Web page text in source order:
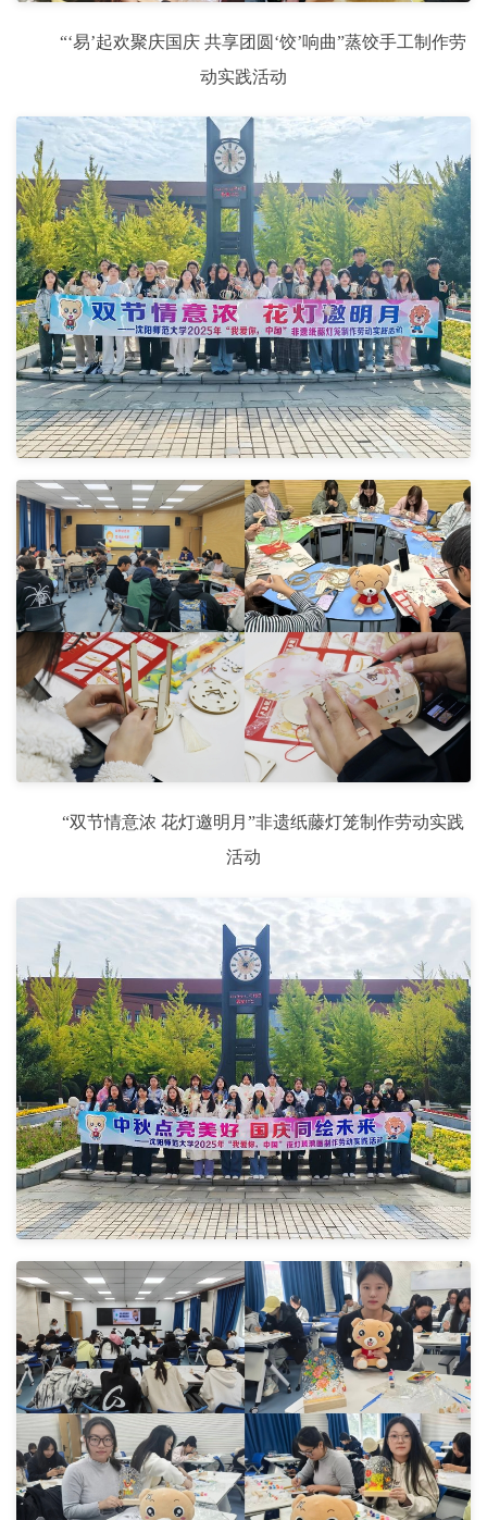
“‘易’起欢聚庆国庆 共享团圆‘饺’响曲”蒸饺手工制作劳
动实践活动
“双节情意浓 花灯邀明月”非遗纸藤灯笼制作劳动实践
活动